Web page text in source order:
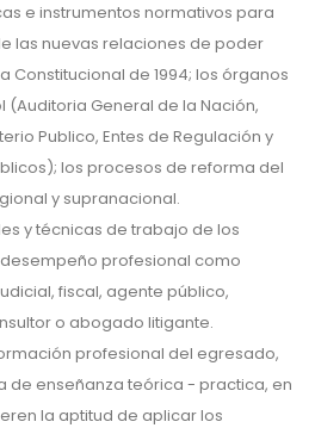
e instrumentos normativos para
las nuevas relaciones de poder
Constitucional de 1994; los órganos
General de la Nación,
Publico, Entes de Regulación y
los procesos de reforma del
y supranacional.
y técnicas de trabajo de los
profesional como
fiscal, agente público,
o abogado litigante.
profesional del egresado,
de enseñanza teórica - practica, en
la aptitud de aplicar los